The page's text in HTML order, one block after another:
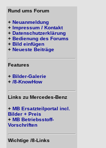
Rund ums Forum
+ Neuanmeldung
+ Impressum / Kontakt
+ Datenschutzerklärung
+ Bedienung des Forums
+ Bild einfügen
+ Neueste Beiträge
Features
+ Bilder-Galerie
+ /8-KnowHow
Links zu Mercedes-Benz
+ MB Ersatzteilportal incl.
Bilder + Preis
+ MB Betriebsstoff-
Vorschriften
Wichtige /8-Links